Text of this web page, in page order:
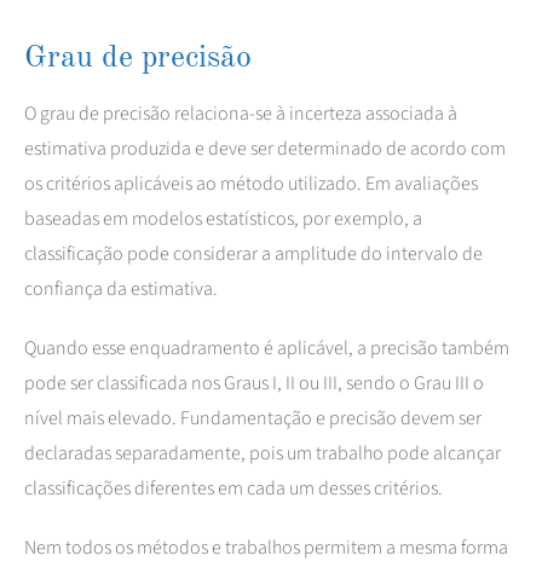
Grau de precisão
O grau de precisão relaciona-se à incerteza associada à
estimativa produzida e deve ser determinado de acordo com
os critérios aplicáveis ao método utilizado. Em avaliações
baseadas em modelos estatísticos, por exemplo, a
classificação pode considerar a amplitude do intervalo de
confiança da estimativa.
Quando esse enquadramento é aplicável, a precisão também
pode ser classificada nos Graus I, II ou III, sendo o Grau III o
nível mais elevado. Fundamentação e precisão devem ser
declaradas separadamente, pois um trabalho pode alcançar
classificações diferentes em cada um desses critérios.
Nem todos os métodos e trabalhos permitem a mesma forma